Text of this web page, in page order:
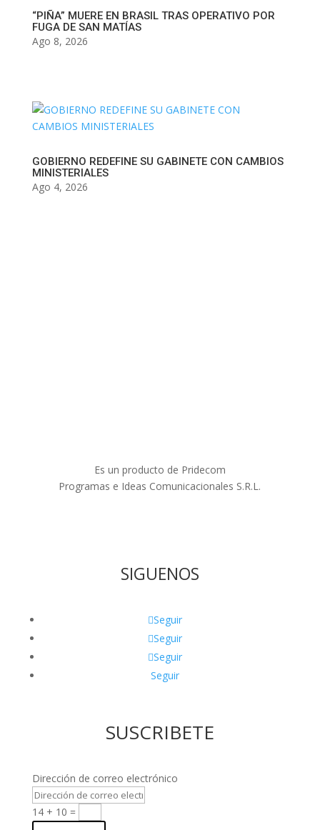
“PIÑA” MUERE EN BRASIL TRAS OPERATIVO POR
FUGA DE SAN MATÍAS
Ago 8, 2026
GOBIERNO REDEFINE SU GABINETE CON CAMBIOS
MINISTERIALES
Ago 4, 2026
Es un producto de Pridecom
Programas e Ideas Comunicacionales S.R.L.
SIGUENOS
Seguir
Seguir
Seguir
Seguir
SUSCRIBETE
Dirección de correo electrónico
14 + 10 =